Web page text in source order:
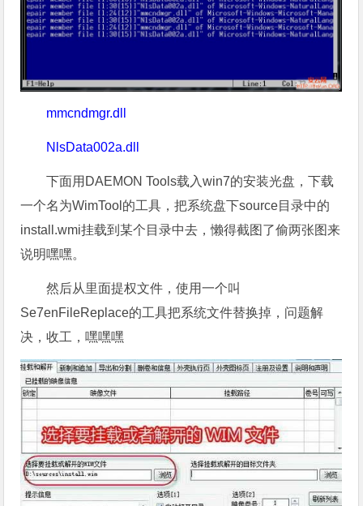
mmcndmgr.dll
NlsData002a.dll
下面用DAEMON Tools载入win7的安装光盘，下载
一个名为WimTool的工具，把系统盘下source目录中的
install.wmi挂载到某个目录中去，懒得截图了偷两张图来
说明嘿嘿。
然后从里面提权文件，使用一个叫
Se7enFileReplace的工具把系统文件替换掉，问题解
决，收工，嘿嘿嘿